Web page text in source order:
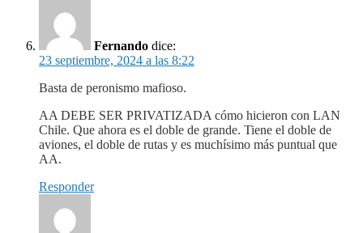
Fernando dice:
23 septiembre, 2024 a las 8:22
Basta de peronismo mafioso.
AA DEBE SER PRIVATIZADA cómo hicieron con LAN
Chile. Que ahora es el doble de grande. Tiene el doble de
aviones, el doble de rutas y es muchísimo más puntual que
AA.
Responder